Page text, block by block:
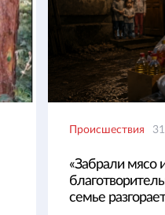
Происшествия
«Забрали мясо
семье